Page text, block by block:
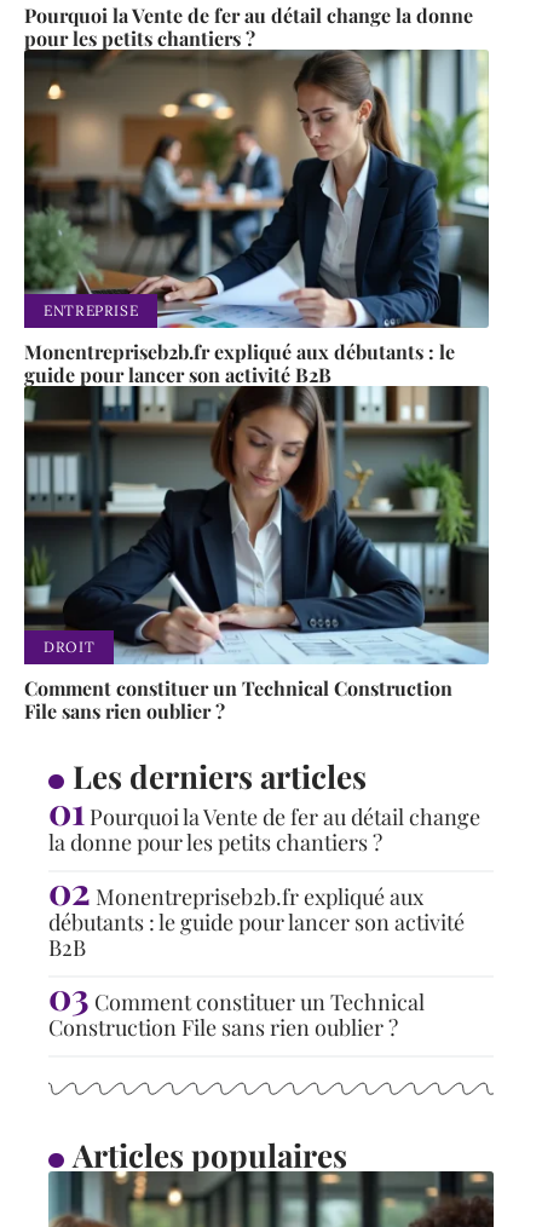
Pourquoi la Vente de fer au détail change la donne
pour les petits chantiers ?
ENTREPRISE
Monentrepriseb2b.fr expliqué aux débutants : le
guide pour lancer son activité B2B
DROIT
Comment constituer un Technical Construction
File sans rien oublier ?
Les derniers articles
Pourquoi la Vente de fer au détail change
la donne pour les petits chantiers ?
Monentrepriseb2b.fr expliqué aux
débutants : le guide pour lancer son activité
B2B
Comment constituer un Technical
Construction File sans rien oublier ?
Articles populaires